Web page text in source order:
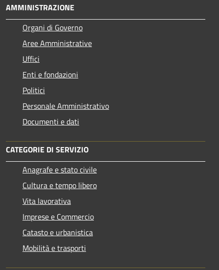
AMMINISTRAZIONE
Organi di Governo
Aree Amministrative
Uffici
Enti e fondazioni
Politici
Personale Amministrativo
Documenti e dati
CATEGORIE DI SERVIZIO
Anagrafe e stato civile
Cultura e tempo libero
Vita lavorativa
Imprese e Commercio
Catasto e urbanistica
Mobilità e trasporti